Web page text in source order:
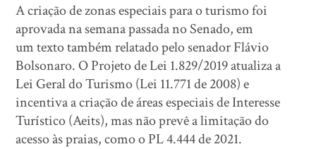
A criação de zonas especiais para o turismo foi
aprovada na semana passada no Senado, em
um texto também relatado pelo senador Flávio
Bolsonaro. O Projeto de Lei 1.829/2019 atualiza a
Lei Geral do Turismo (Lei 11.771 de 2008) e
incentiva a criação de áreas especiais de Interesse
Turístico (Aeits), mas não prevê a limitação do
acesso às praias, como o PL 4.444 de 2021.